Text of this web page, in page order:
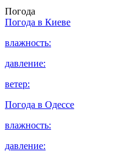
Погода
Погода в Киеве
влажность:
давление:
ветер:
Погода в Одессе
влажность:
давление: